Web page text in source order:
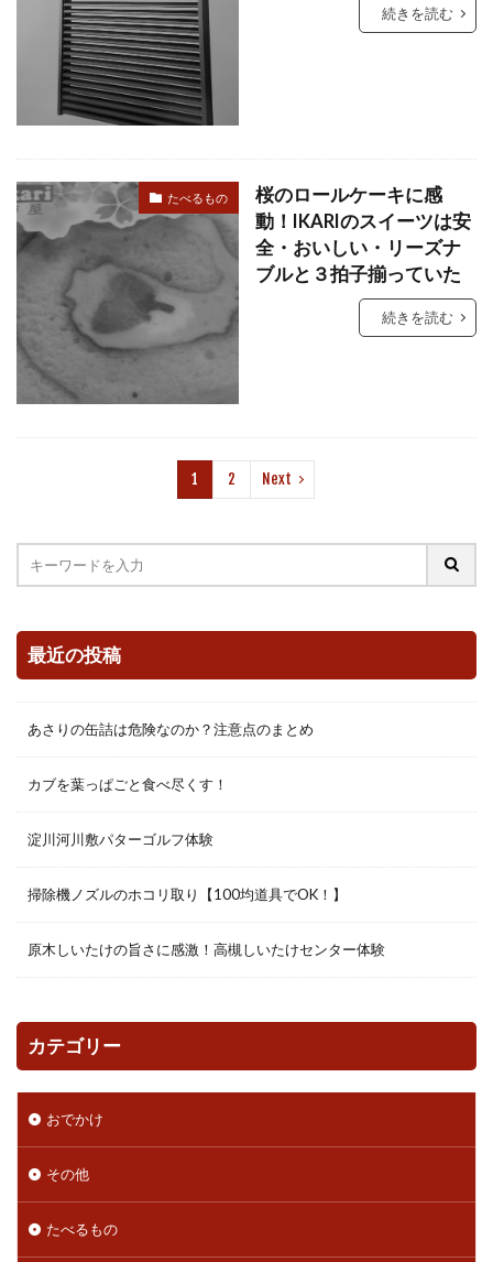
続きを読む
たべるもの
桜のロールケーキに感
動！IKARIのスイーツは安
全・おいしい・リーズナ
ブルと３拍子揃っていた
続きを読む
1 2 Next
最近の投稿
あさりの缶詰は危険なのか？注意点のまとめ
カブを葉っぱごと食べ尽くす！
淀川河川敷パターゴルフ体験
掃除機ノズルのホコリ取り【100均道具でOK！】
原木しいたけの旨さに感激！高槻しいたけセンター体験
カテゴリー
おでかけ
その他
たべるもの